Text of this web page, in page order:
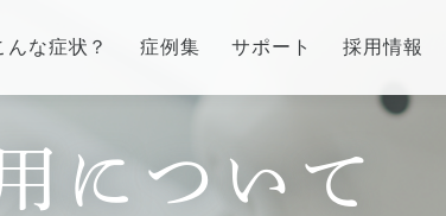
ス 市ヶ谷オフィス
増生 歯列矯正/インビザライン
んな症状？ 症例集 サポート 採用情報
について